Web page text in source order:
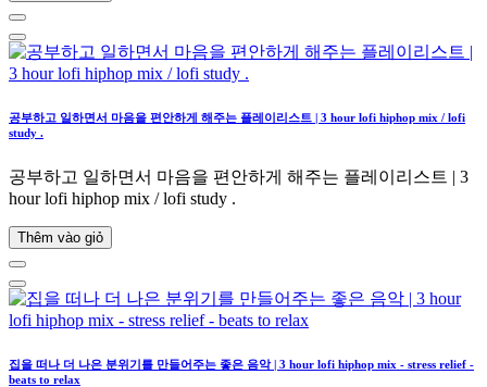
공부하고 일하면서 마음을 편안하게 해주는 플레이리스트 | 3 hour lofi hiphop mix / lofi
study .
공부하고 일하면서 마음을 편안하게 해주는 플레이리스트 | 3
hour lofi hiphop mix / lofi study .
Thêm vào giỏ
집을 떠나 더 나은 분위기를 만들어주는 좋은 음악 | 3 hour lofi hiphop mix - stress relief -
beats to relax